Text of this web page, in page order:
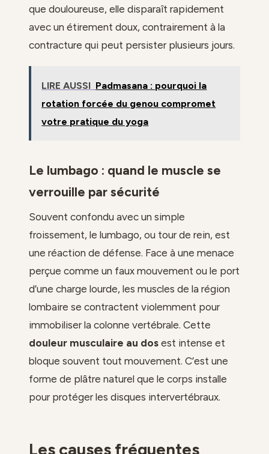
que douloureuse, elle disparaît rapidement
avec un étirement doux, contrairement à la
contracture qui peut persister plusieurs jours.
LIRE AUSSI Padmasana : pourquoi la
rotation forcée du genou compromet
votre pratique du yoga
Le lumbago : quand le muscle se
verrouille par sécurité
Souvent confondu avec un simple
froissement, le lumbago, ou tour de rein, est
une réaction de défense. Face à une menace
perçue comme un faux mouvement ou le port
d’une charge lourde, les muscles de la région
lombaire se contractent violemment pour
immobiliser la colonne vertébrale. Cette
douleur musculaire au dos est intense et
bloque souvent tout mouvement. C’est une
forme de plâtre naturel que le corps installe
pour protéger les disques intervertébraux.
Les causes fréquentes